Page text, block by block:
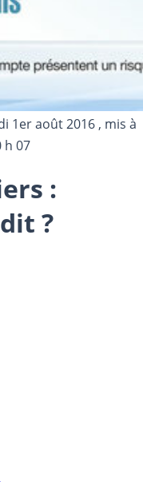
1er août 2016 , mis à
h 07
:
?